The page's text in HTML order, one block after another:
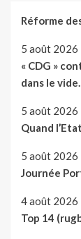
Réforme
5 août 2026
« CDG »
dans le
5 août 2026
Quand
5 août 2026
Journée
4 août 2026
Top 14